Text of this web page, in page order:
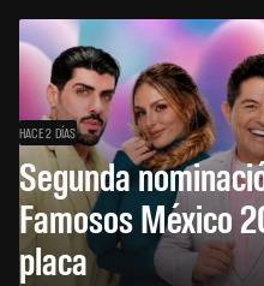
HACE 2 DÍAS
Segunda
Famosos México
placa